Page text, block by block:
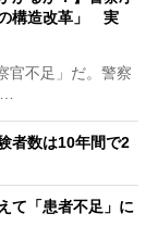
構造改革」 実
官不足」だ。警察
者数は10年間で2
て「患者不足」に